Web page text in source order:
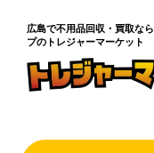
広島で不用品回収・買取なら
プのトレジャーマーケット